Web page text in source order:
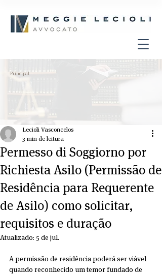
Principal
Permesso di Soggiorno por
Richiesta Asilo (Permissão de
Residência para Requerente
de Asilo) como solicitar,
requisitos e duração
Lecioli Vasconcelos
3 min de leitura
Atualizado: 5 de jul.
A permissão de residência poderá ser viável
quando reconhecido um temor fundado de